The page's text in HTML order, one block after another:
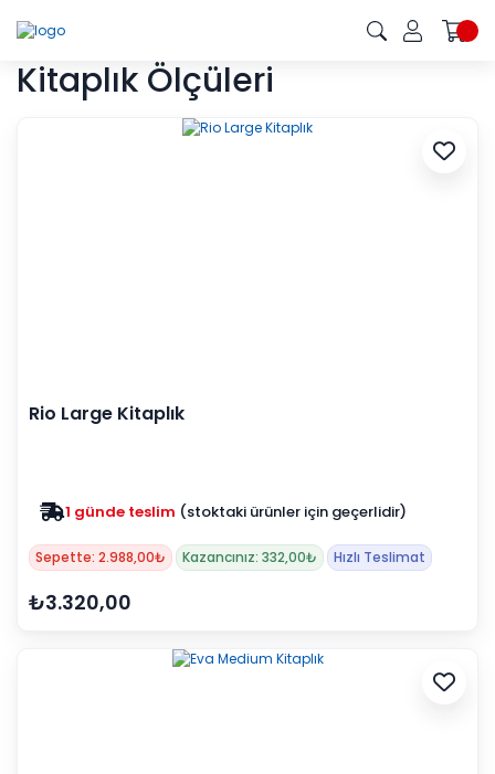
Kitaplık Ölçüleri
Rio Large Kitaplık
Zam yok 2025 fiyatları devam ediyor
Sepette: 2.988,00₺ Kazancınız: 332,00₺ Hızlı Teslimat
₺3.320,00